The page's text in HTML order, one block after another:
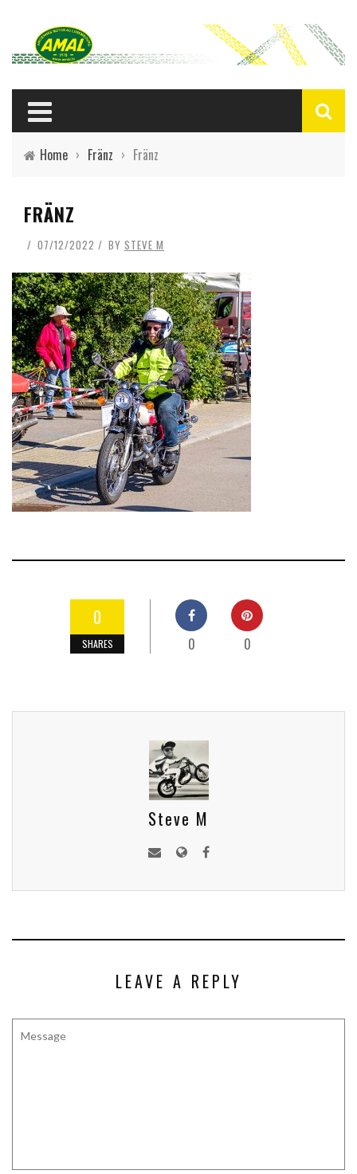
Home › Fränz › Fränz
FRÄNZ
07/12/2022 BY STEVE M
0
SHARES 0 0
Steve M
LEAVE A REPLY